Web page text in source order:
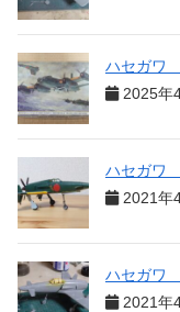
ハセガ
2025年
ハセガ
2021年
ハセガ
2021年